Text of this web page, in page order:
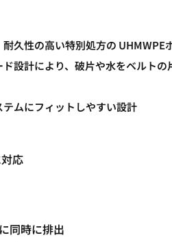
久性の高い特別処方の UHMWPE
設計により、破片や水をベルト
ムにフィットしやすい設計
応
同時に排出